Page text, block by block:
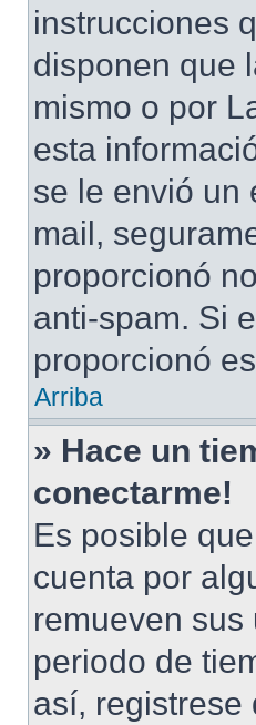
instrucciones
disponen que
mismo o por
esta
se le envió un
mail,
proporcionó
anti-spam. Si
proporcionó
Arriba
» Hace un
conectarme!
Es posible
cuenta por
remueven
periodo de
así, registrese